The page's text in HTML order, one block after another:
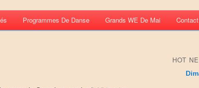
Programmes De Danse Grands WE De Mai Contact
HOT